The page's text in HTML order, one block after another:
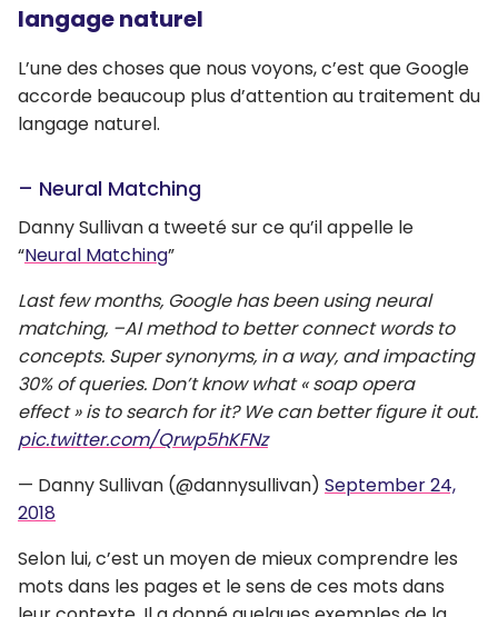
langage naturel
L’une des choses que nous voyons, c’est que Google
accorde beaucoup plus d’attention au traitement du
langage naturel.
– Neural Matching
Danny Sullivan a tweeté sur ce qu’il appelle le
“Neural Matching”
Last few months, Google has been using neural
matching, –AI method to better connect words to
concepts. Super synonyms, in a way, and impacting
30% of queries. Don’t know what « soap opera
effect » is to search for it? We can better figure it out.
pic.twitter.com/Qrwp5hKFNz
— Danny Sullivan (@dannysullivan) September 24,
2018
Selon lui, c’est un moyen de mieux comprendre les
mots dans les pages et le sens de ces mots dans